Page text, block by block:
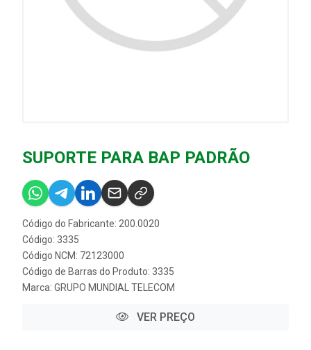
SUPORTE PARA BAP PADRÃO
Código do Fabricante: 200.0020
Código: 3335
Código NCM: 72123000
Código de Barras do Produto: 3335
Marca: GRUPO MUNDIAL TELECOM
VER PREÇO